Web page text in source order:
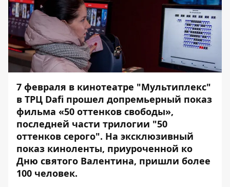
7 февраля в кинотеатре "Мультиплекс"
в ТРЦ Dafi прошел допремьерный показ
фильма «50 оттенков свободы»,
последней части трилогии "50
оттенков серого". На эксклюзивный
показ киноленты, приуроченной ко
Дню святого Валентина, пришли более
100 человек.